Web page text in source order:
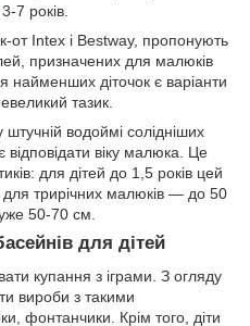
7 років.
от Intex і Bestway, пропонують
призначених для малюків
найменших діточок є варіанти
тазик.
водоймі солідніших
віку малюка. Це
для дітей до 1,5 років цей
трирічних малюків — до 50
50-70 см.
для дітей
купання з іграми. З огляду
вироби з такими
фонтанчики. Крім того, діти